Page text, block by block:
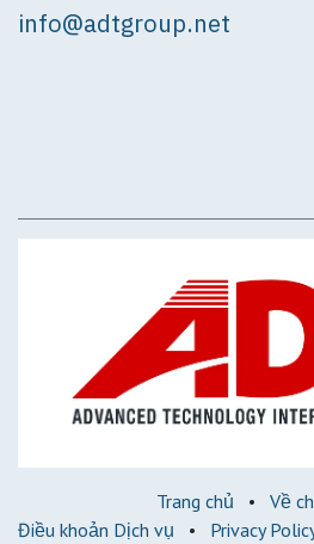
info@adtgroup.net
Trang chủ • Về
Điều khoản Dịch vụ
• Privacy